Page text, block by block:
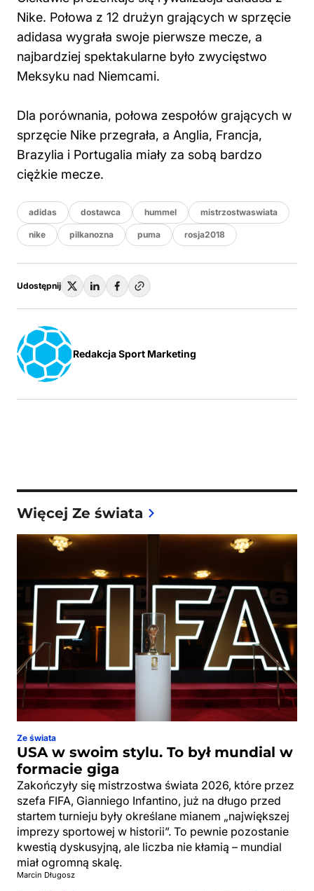
Nike. Połowa z 12 drużyn grających w sprzęcie
adidasa wygrała swoje pierwsze mecze, a
najbardziej spektakularne było zwycięstwo
Meksyku nad Niemcami.
Dla porównania, połowa zespołów grających w
sprzęcie Nike przegrała, a Anglia, Francja,
Brazylia i Portugalia miały za sobą bardzo
ciężkie mecze.
adidas dostawca hummel mistrzostwaswiata
nike pilkanozna puma rosja2018
Udostępnij
Redakcja Sport Marketing
Więcej Ze świata
Ze świata
USA w swoim stylu. To był mundial w
formacie giga
Zakończyły się mistrzostwa świata 2026, które przez
szefa FIFA, Gianniego Infantino, już na długo przed
startem turnieju były określane mianem „największej
imprezy sportowej w historii”. To pewnie pozostanie
kwestią dyskusyjną, ale liczba nie kłamią – mundial
miał ogromną skalę.
Marcin Długosz